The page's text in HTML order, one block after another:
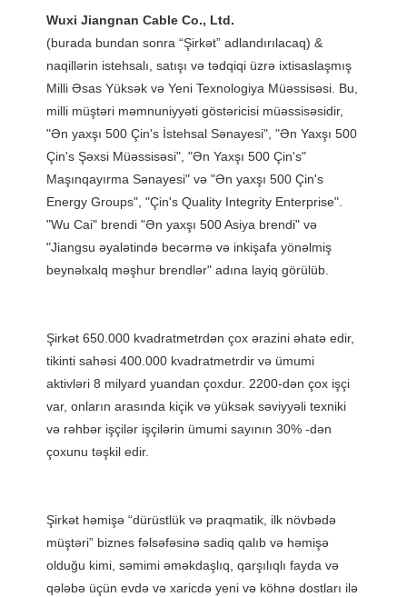
(burada bundan sonra “Şirkət” adlandırılacaq) &
naqillərin istehsalı, satışı və tədqiqi üzrə ixtisaslaşmış
Milli Əsas Yüksək və Yeni Texnologiya Müəssisəsi. Bu,
milli müştəri məmnuniyyəti göstəricisi müəssisəsidir,
"Ən yaxşı 500 Çin's İstehsal Sənayesi", "Ən Yaxşı 500
Çin's Şəxsi Müəssisəsi", "Ən Yaxşı 500 Çin's"
Maşınqayırma Sənayesi" və "Ən yaxşı 500 Çin's
Energy Groups", "Çin's Quality Integrity Enterprise".
"Wu Cai" brendi "Ən yaxşı 500 Asiya brendi" və
"Jiangsu əyalətində becərmə və inkişafa yönəlmiş
Şirkət 650.000 kvadratmetrdən çox ərazini əhatə edir,
tikinti sahəsi 400.000 kvadratmetrdir və ümumi
aktivləri 8 milyard yuandan çoxdur. 2200-dən çox işçi
var, onların arasında kiçik və yüksək səviyyəli texniki
və rəhbər işçilər işçilərin ümumi sayının 30% -dən
Şirkət həmişə “dürüstlük və praqmatik, ilk növbədə
müştəri” biznes fəlsəfəsinə sadiq qalıb və həmişə
olduğu kimi, səmimi əməkdaşlıq, qarşılıqlı fayda və
qələbə üçün evdə və xaricdə yeni və köhnə dostları ilə